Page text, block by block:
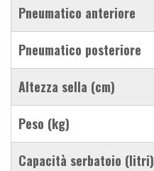
Pneumatico anteriore
Pneumatico posteriore
Altezza sella (cm)
Peso (kg)
Capacità serbatoio (litri)